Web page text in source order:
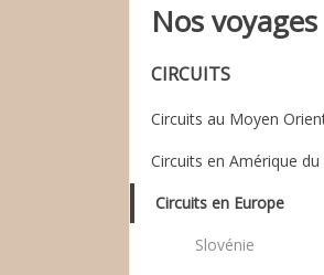
Nos voyages
CIRCUITS
Circuits au Moyen
Circuits en Amérique
Circuits en Europe
Slovénie